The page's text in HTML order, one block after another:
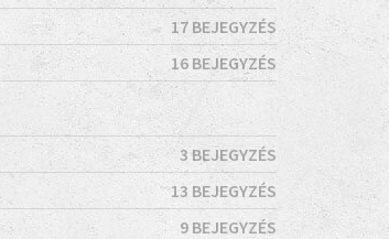
17 BEJEGYZÉS
16 BEJEGYZÉS
3 BEJEGYZÉS
13 BEJEGYZÉS
9 BEJEGYZÉS